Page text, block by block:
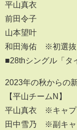
平山真衣
前田令子
山本望叶
和田海佑 ※初選抜
■28thシングル「タ
2023年の秋からの
【平山チームN】
平山真衣 ※キャプ
田中雪乃 ※副キャ